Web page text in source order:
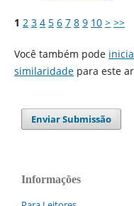
1 2 3 4 5 6 7 8 9 10 > >>
Você também pode
similaridadepara este
Enviar Submissão
Informações